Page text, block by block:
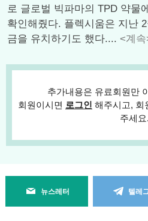
로 글로벌 빅파마의 TPD 약물
확인해줬다. 플렉시움은 지난
금을 유치하기도 했다.... <계속
추가내용은 유료회원만
회원이시면 로그인 해주시고, 회
주세요.
뉴스레터 텔레